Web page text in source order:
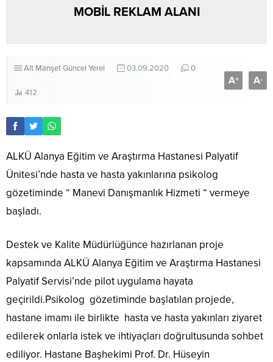
MOBİL REKLAM ALANI
Alt ManşetGüncel Yerel 03.09.2020 0
412
A+ A-
ALKÜ Alanya Eğitim ve Araştırma Hastanesi Palyatif
Ünitesi’nde hasta ve hasta yakınlarına psikolog
gözetiminde “ Manevi Danışmanlık Hizmeti “ vermeye
başladı.
Destek ve Kalite Müdürlüğünce hazırlanan proje
kapsamında ALKÜ Alanya Eğitim ve Araştırma Hastanesi
Palyatif Servisi’nde pilot uygulama hayata
geçirildi.Psikolog gözetiminde başlatılan projede,
hastane imamı ile birlikte hasta ve hasta yakınları ziyaret
edilerek onlarla istek ve ihtiyaçları doğrultusunda sohbet
ediliyor. Hastane Başhekimi Prof. Dr. Hüseyin